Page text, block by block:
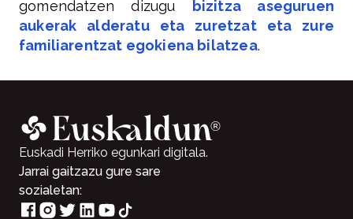
gomendatzen dizugu
bizitza aseguruen
aukerak alderatu eta zuretzat eta zure
familiarentzat egokiena bilatzea.
Euskadi Herriko egunkari digitala.
Jarrai gaitzazu gure sare
sozialetan: